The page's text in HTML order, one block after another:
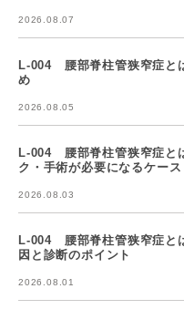
2026.08.07
L-004 腰部脊柱管狭窄症と
め
2026.08.05
L-004 腰部脊柱管狭窄症と
ク・手術が必要になるケース
2026.08.03
L-004 腰部脊柱管狭窄症と
因と診断のポイント
2026.08.01